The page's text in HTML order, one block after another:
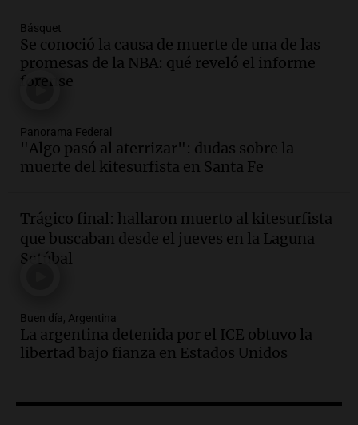
Audio.La historia de la servilleta que
firmó Jorge Messi para el primer
contrato de Leo con Barcelona
Una mañana para todos
Audio.Joan Gaspart: "Sin Jorge, no sé si
Messi hubiera llegado adonde llegó"
Una mañana para todos
Audio.El orgullo y el sueño argentino de
Jorge Messi en una entrevista con Rony
Vargas en 2007
Audio.El abuelo de Agostina Vega, tras
las nuevas detenciones: "En esa casa
todos tenían algo que ver"
Básquet
Se conoció la causa de muerte de una de las
promesas de la NBA: qué reveló el informe
forense
Panorama Federal
"Algo pasó al aterrizar": dudas sobre la
muerte del kitesurfista en Santa Fe
Trágico final: hallaron muerto al kitesurfista
que buscaban desde el jueves en la Laguna
Setúbal
Buen día, Argentina
La argentina detenida por el ICE obtuvo la
libertad bajo fianza en Estados Unidos